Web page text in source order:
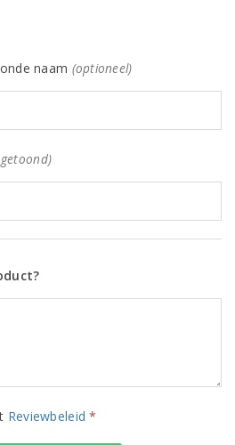
naam (optioneel)
Reviewbeleid *